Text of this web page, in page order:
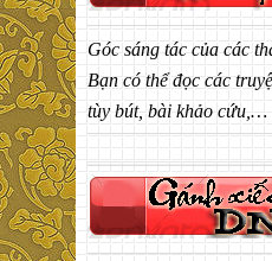
Góc sáng tác của các
Bạn có thể đọc các
tùy bút, bài khảo cứu,…